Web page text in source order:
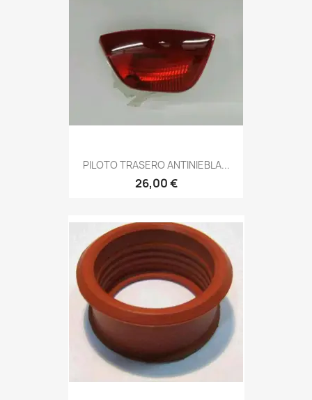
PILOTO TRASERO ANTINIEBLA...
26,00 €